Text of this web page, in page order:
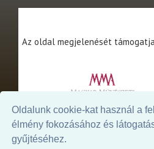
Oldalunk cookie-kat használ a
élmény fokozásához és
gyűjtéséhez.
Az oldal megjelenését